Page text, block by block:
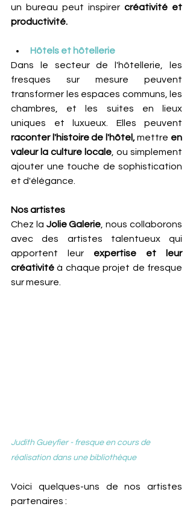
un bureau peut inspirer créativité et
productivité.
Hôtels et hôtellerie
Dans le secteur de l'hôtellerie, les
fresques sur mesure peuvent
transformer les espaces communs, les
chambres, et les suites en lieux
raconter l'histoire de l'hôtel, mettre en
valeur la culture locale, ou simplement
ajouter une touche de sophistication
et d'élégance.
Nos artistes
Chez la Jolie Galerie, nous collaborons
avec des artistes talentueux qui
apportent leur expertise et leur
créativité à chaque projet de fresque
sur mesure.
Judith Gueyfier - fresque en cours de
réalisation dans une bibliothèque
Voici quelques-uns de nos artistes
partenaires :